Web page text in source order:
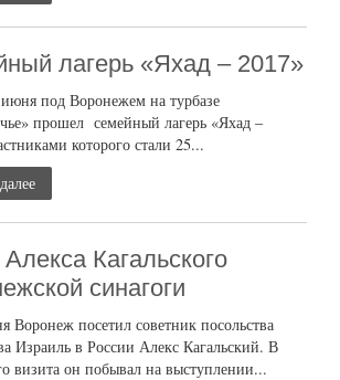
лагерь «Яхад – 2017»
под Воронежем на турбазе
прошел семейный лагерь «Яхад –
которого стали 25...
Кагальского
синагоги
Воронеж посетил советник посольства
Израиль в России Алекс Кагальский. В
визита он побывал на выступлении...